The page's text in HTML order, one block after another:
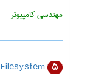
مهندسی كامپيوتر
5